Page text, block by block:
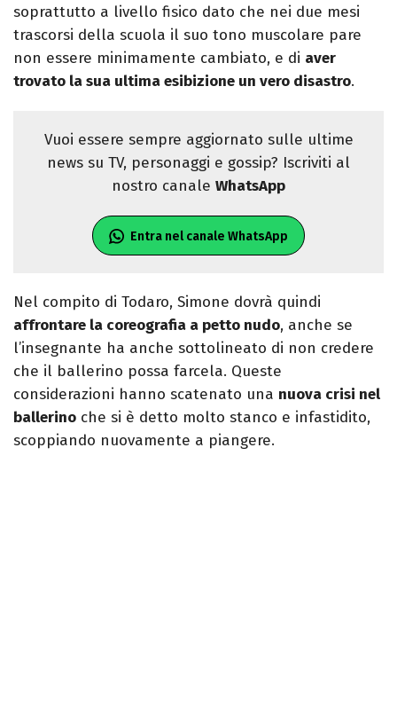
soprattutto a livello fisico dato che nei due mesi
trascorsi della scuola il suo tono muscolare pare
non essere minimamente cambiato, e di aver
trovato la sua ultima esibizione un vero disastro.
Vuoi essere sempre aggiornato sulle ultime
news su TV, personaggi e gossip? Iscriviti al
nostro canale WhatsApp
Entra nel canale WhatsApp
Nel compito di Todaro, Simone dovrà quindi
affrontare la coreografia a petto nudo, anche se
l’insegnante ha anche sottolineato di non credere
che il ballerino possa farcela. Queste
considerazioni hanno scatenato una nuova crisi nel
ballerino che si è detto molto stanco e infastidito,
scoppiando nuovamente a piangere.